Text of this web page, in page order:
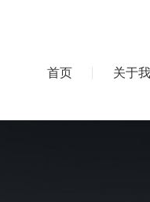
首页 关于